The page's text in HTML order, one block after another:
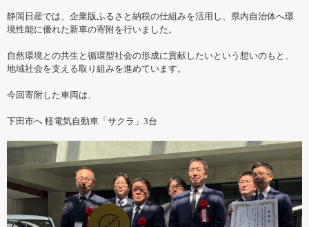
静岡日産では、企業版ふるさと納税の仕組みを活用し、県内自治体へ環
境性能に優れた新車の寄附を行いました。
自然環境との共生と循環型社会の形成に貢献したいという想いのもと、
地域社会を支える取り組みを進めています。
今回寄附した車両は、
下田市へ 軽電気自動車「サクラ」3台